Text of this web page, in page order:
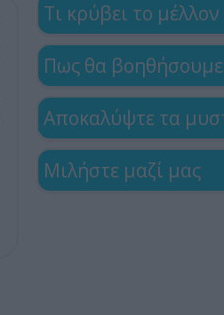
Τι κρύβει το μέλλον
Πως θα βοηθήσουμε
Αποκαλύψτε τα
Μιλήστε μαζί μας